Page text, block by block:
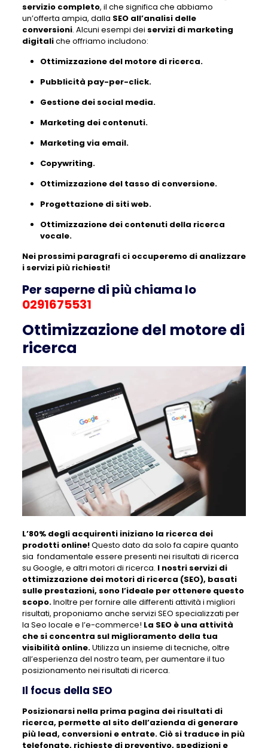
servizio completo, il che significa che abbiamo
un’offerta ampia, dalla SEO all’analisi delle
conversioni. Alcuni esempi dei servizi di marketing
digitaliche offriamo includono:
Ottimizzazione del motore di ricerca.
Pubblicità pay-per-click.
Gestione dei social media.
Marketing dei contenuti.
Marketing via email.
Copywriting.
Ottimizzazione del tasso di conversione.
Progettazione di siti web.
Ottimizzazione dei contenuti della ricerca
vocale.
Nei prossimi paragrafi ci occuperemo di analizzare
i servizi più richiesti!
Per saperne di più chiama lo
0291675531
Ottimizzazione del motore di
ricerca
L’80% degli acquirenti iniziano la ricerca dei
prodotti online!Questo dato da solo fa capire quanto
sia fondamentale essere presenti nei risultati di ricerca
su Google, e altri motori di ricerca. I nostri servizi di
ottimizzazione dei motori di ricerca (SEO), basati
sulle prestazioni, sono l’ideale per ottenere questo
scopo.Inoltre per fornire alle differenti attività i migliori
risultati, proponiamo anche servizi SEO specializzati per
la Seo locale e l’e-commerce! La SEO è una attività
che si concentra sul miglioramento della tua
visibilità online.Utilizza un insieme di tecniche, oltre
all’esperienza del nostro team, per aumentare il tuo
posizionamento nei risultati di ricerca.
Il focus della SEO
Posizionarsi nella prima pagina dei risultati di
ricerca, permette al sito dell’azienda di generare
più lead, conversioni e entrate. Ciò si traduce in più
telefonate, richieste di preventivo, spedizioni e